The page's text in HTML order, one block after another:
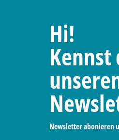
Hi!
Kennst
Newsletter abonieren